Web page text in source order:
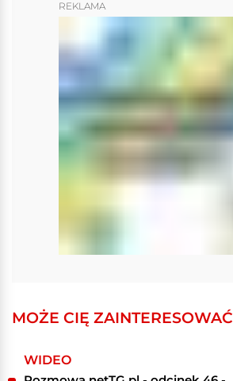
REKLAMA
MOŻE CIĘ ZAINTERESOWAĆ
WIDEO